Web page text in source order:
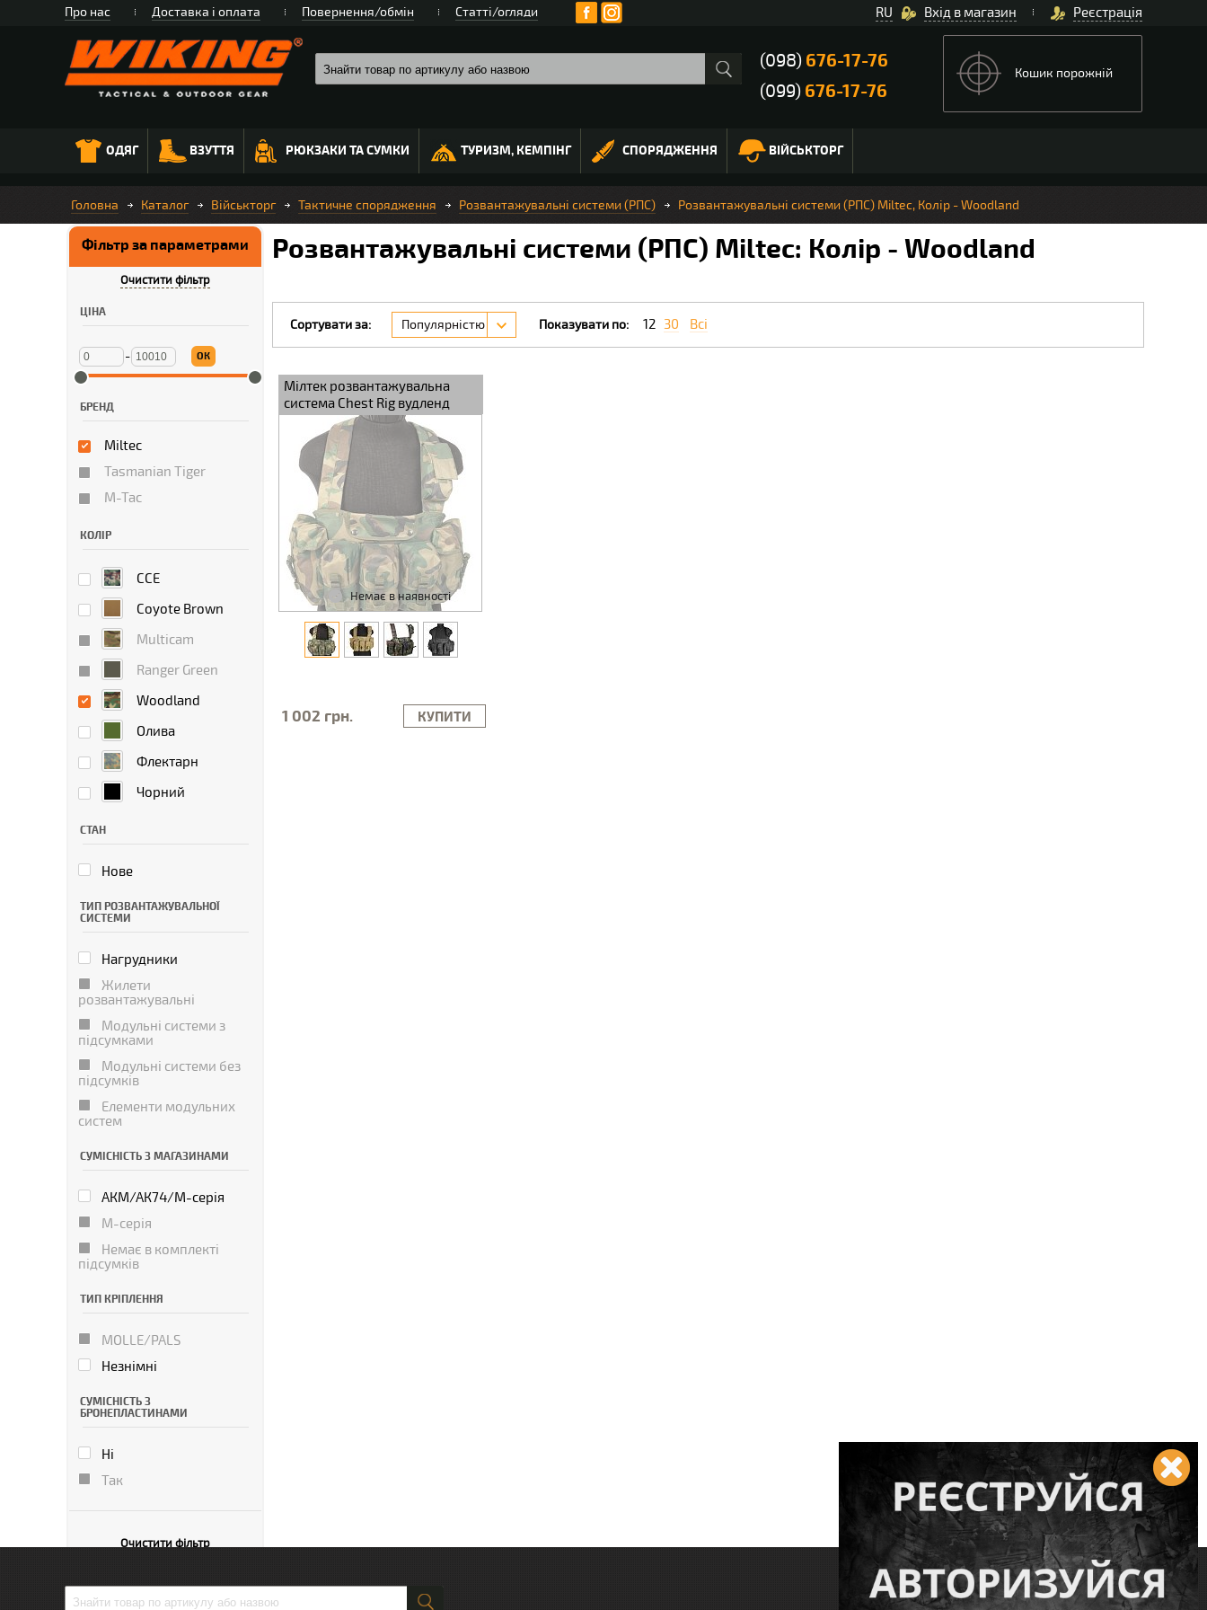
Про нас Доставка і оплата Повернення/обмін Статті/огляди Вхід в магазин Реєстрація
RU
(098) 676-17-76
(099) 676-17-76
Кошик порожній
ОДЯГ ВЗУТТЯ РЮКЗАКИ ТА СУМКИ ТУРИЗМ, КЕМПІНГ СПОРЯДЖЕННЯ ВІЙСЬКТОРГ
Головна Каталог Військторг Тактичне спорядження Розвантажувальні системи (РПС) Розвантажувальні системи (РПС) Miltec, Колір - Woodland
Розвантажувальні системи (РПС) Miltec: Колір - Woodland
Фільтр за параметрами
Очистити фільтр
ЦІНА
- ОК
БРЕНД
Miltec
Tasmanian Tiger
M-Tac
КОЛІР
CCE
Coyote Brown
Multicam
Ranger Green
Woodland
Олива
Флектарн
Чорний
СТАН
Нове
ТИП РОЗВАНТАЖУВАЛЬНОЇ
СИСТЕМИ
Нагрудники
Жилети
розвантажувальні
Модульні системи з
підсумками
Модульні системи без
підсумків
Елементи модульних
систем
СУМІСНІСТЬ З МАГАЗИНАМИ
АКМ/АК74/М-серія
М-серія
Немає в комплекті
підсумків
ТИП КРІПЛЕННЯ
MOLLE/PALS
Незнімні
СУМІСНІСТЬ З
БРОНЕПЛАСТИНАМИ
Ні
Так
Очистити фільтр
Сортувати за: Популярністю Показувати по: 12 30 Всі
Мілтек розвантажувальна
система Chest Rig вудленд
Немає в наявності
1 002 грн. КУПИТИ
Слідкуйте за нами: